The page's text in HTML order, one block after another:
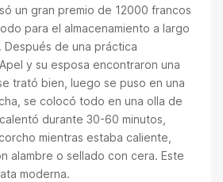
un gran premio de 12000 francos
para el almacenamiento a largo
de una práctica
y su esposa encontraron una
trató bien, luego se puso en una
se colocó todo en una olla de
durante 30-60 minutos,
mientras estaba caliente,
alambre o sellado con cera. Este
moderna.